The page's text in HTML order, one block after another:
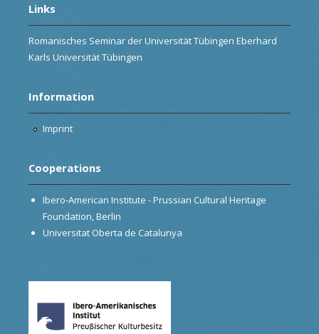
Links
Romanisches Seminar der Universität Tübingen Eberhard
Karls Universität Tübingen
Information
Imprint
Cooperations
Ibero-American Institute - Prussian Cultural Heritage
Foundation, Berlin
Universitat Oberta de Catalunya